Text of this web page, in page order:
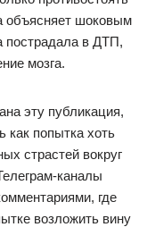
объясняет шоковым
пострадала в ДТП,
мозга.
эту публикация,
как попытка хоть
страстей вокруг
каналы
где
возложить вину